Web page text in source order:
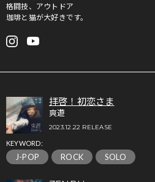
格闘技、アウトドア
珈琲と猫が大好きです。
拝啓！初恋さま
爽遊
2023.12.22 RELEASE
KEYWORD:
J-POP ROCK SOLO